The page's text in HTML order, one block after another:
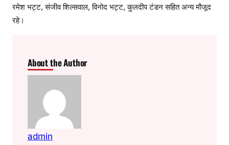
रमेश भट्ट, संजीव शिल्सवाल, विनोद भट्ट, कुलदीप टंडन सहित अन्य मौजूद
रहे।
About the Author
admin